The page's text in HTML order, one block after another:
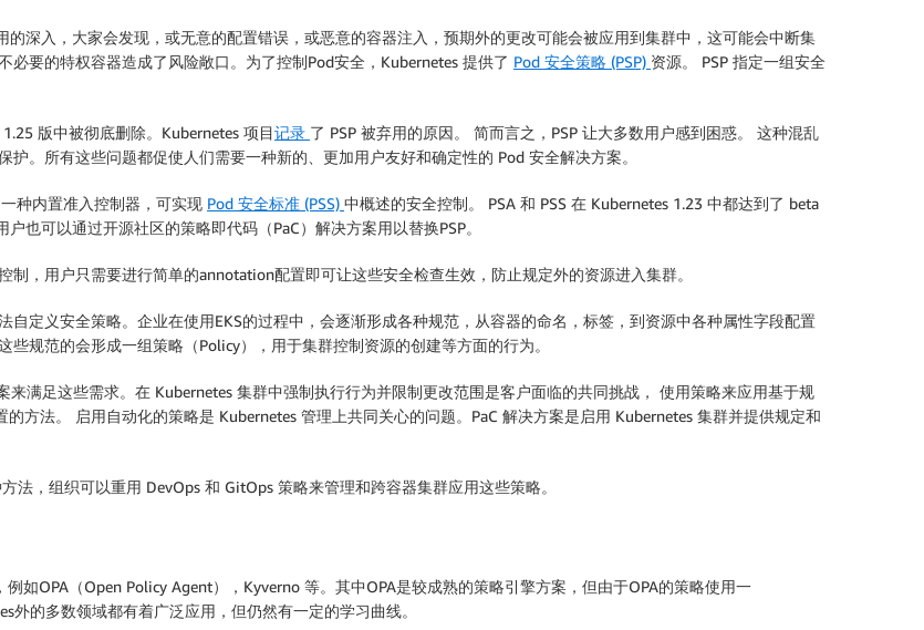
深入，大家会发现，或无意的配置错误，或恶意的容器注入，预期外的更改可能会被应用到集群中，这可能会中断集
要的特权容器造成了风险敞口。为了控制Pod安全，Kubernetes 提供了 Pod 安全策略 (PSP) 资源。 PSP 指定一组安全
版中被彻底删除。Kubernetes 项目记录 了 PSP 被弃用的原因。 简而言之，PSP 让大多数用户感到困惑。 这种混乱
。所有这些问题都促使人们需要一种新的、更加用户友好和确定性的 Pod 安全解决方案。
种内置准入控制器，可实现 Pod 安全标准 (PSS) 中概述的安全控制。 PSA 和 PSS 在 Kubernetes 1.23 中都达到了 beta
也可以通过开源社区的策略即代码（PaC）解决方案用以替换PSP。
，用户只需要进行简单的annotation配置即可让这些安全检查生效，防止规定外的资源进入集群。
自定义安全策略。企业在使用EKS的过程中，会逐渐形成各种规范，从容器的命名，标签，到资源中各种属性字段配置
规范的会形成一组策略（Policy），用于集群控制资源的创建等方面的行为。
满足这些需求。在 Kubernetes 集群中强制执行行为并限制更改范围是客户面临的共同挑战， 使用策略来应用基于规
的方法。 启用自动化的策略是 Kubernetes 管理上共同关心的问题。PaC 解决方案是启用 Kubernetes 集群并提供规定和
法，组织可以重用 DevOps 和 GitOps 策略来管理和跨容器集群应用这些策略。
如OPA（Open Policy Agent），Kyverno 等。其中OPA是较成熟的策略引擎方案，但由于OPA的策略使用一
外的多数领域都有着广泛应用，但仍然有一定的学习曲线。